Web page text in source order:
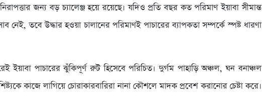
জন্য বড় চ্যালেঞ্জ হয়ে রয়েছে। যদিও প্রতি বছর কত পরিমাণ ইয়াবা সীমান্ত
নেই, তবে উদ্ধার হওয়া চালানের পরিমাণই পাচারের ব্যাপকতা সম্পর্কে স্পষ্ট ধারণা
ইয়াবা পাচারের ঝুঁকিপূর্ণ রুট হিসেবে পরিচিত। দুর্গম পাহাড়ি অঞ্চল, ঘন বনাঞ্চল
কাজে লাগিয়ে চোরাকারবারিরা নানা কৌশলে মাদক প্রবেশ করানোর চেষ্টা করে।